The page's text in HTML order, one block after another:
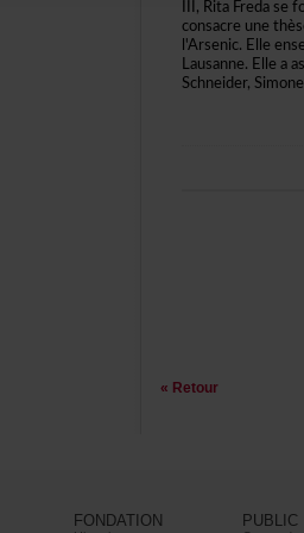
«Retour
FONDATION PUBLIC